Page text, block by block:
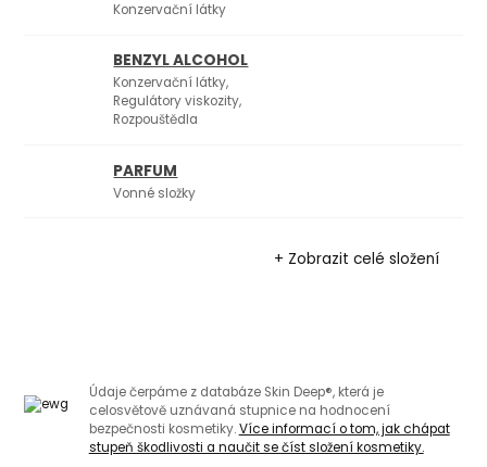
Konzervační látky
BENZYL ALCOHOL
Konzervační látky,
Regulátory viskozity,
Rozpouštědla
PARFUM
Vonné složky
+ Zobrazit celé složení
Údaje čerpáme z databáze Skin Deep®, která je
celosvětově uznávaná stupnice na hodnocení
bezpečnosti kosmetiky.Více informací o tom, jak chápat
stupeň škodlivosti a naučit se číst složení kosmetiky.